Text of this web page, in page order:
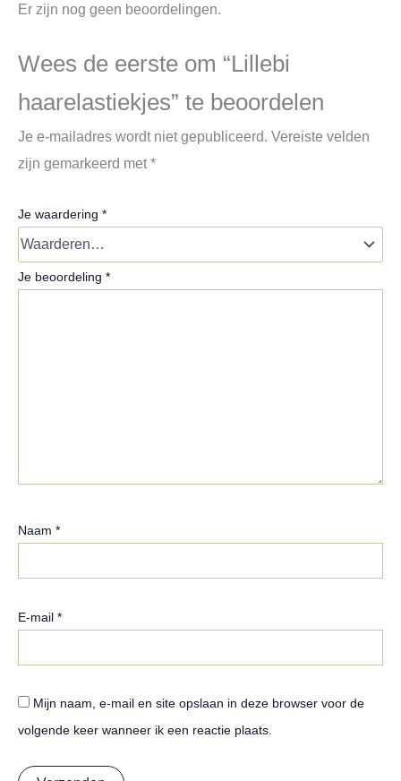
Er zijn nog geen beoordelingen.
Wees de eerste om “Lillebi
haarelastiekjes” te beoordelen
Je e-mailadres wordt niet gepubliceerd. Vereiste velden
zijn gemarkeerd met*
Je waardering *
Je beoordeling *
Naam *
E-mail *
Mijn naam, e-mail en site opslaan in deze browser voor de
volgende keer wanneer ik een reactie plaats.